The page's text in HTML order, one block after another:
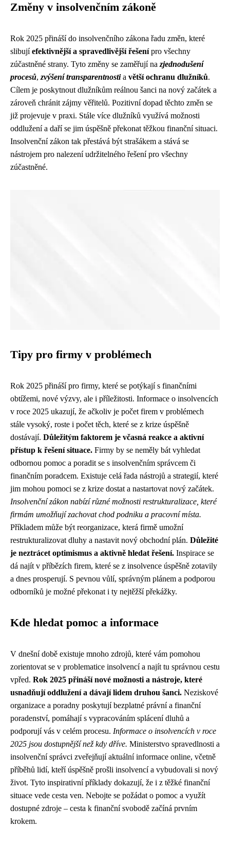
Změny v insolvenčním zákoně
Rok 2025 přináší do insolvenčního zákona řadu změn, které
slibujíefektivnější a spravedlivější řešenípro všechny
zúčastněné strany. Tyto změny se zaměřují na zjednodušení
procesů, zvýšení transparentnostia větší ochranu dlužníků.
Cílem je poskytnout dlužníkům reálnou šanci na nový začátek a
zároveň chránit zájmy věřitelů. Pozitivní dopad těchto změn se
již projevuje v praxi. Stále více dlužníků využívá možnosti
oddlužení a daří se jim úspěšně překonat těžkou finanční situaci.
Insolvenční zákon tak přestává být strašákem a stává se
nástrojem pro nalezení udržitelného řešení pro všechny
zúčastněné.
Tipy pro firmy v problémech
Rok 2025 přináší pro firmy, které se potýkají s finančními
obtížemi, nové výzvy, ale i příležitosti. Informace o insolvencích
v roce 2025 ukazují, že ačkoliv je počet firem v problémech
stále vysoký, roste i počet těch, které se z krize úspěšně
dostávají. Důležitým faktorem je včasná reakce a aktivní
přístup k řešení situace. Firmy by se neměly bát vyhledat
odbornou pomoc a poradit se s insolvenčním správcem či
finančním poradcem. Existuje celá řada nástrojů a strategií, které
jim mohou pomoci se z krize dostat a nastartovat nový začátek.
Insolvenční zákon nabízí různé možnosti restrukturalizace, které
firmám umožňují zachovat chod podniku a pracovní místa.
Příkladem může být reorganizace, která firmě umožní
restrukturalizovat dluhy a nastavit nový obchodní plán. Důležité
je neztrácet optimismus a aktivně hledat řešení. Inspirace se
dá najít v příbězích firem, které se z insolvence úspěšně zotavily
a dnes prosperují. S pevnou vůlí, správným plánem a podporou
odborníků je možné překonat i ty nejtěžší překážky.
Kde hledat pomoc a informace
V dnešní době existuje mnoho zdrojů, které vám pomohou
zorientovat se v problematice insolvencí a najít tu správnou cestu
vpřed. Rok 2025 přináší nové možnosti a nástroje, které
usnadňují oddlužení a dávají lidem druhou šanci. Neziskové
organizace a poradny poskytují bezplatné právní a finanční
poradenství, pomáhají s vypracováním splácení dluhů a
podporují vás v celém procesu. Informace o insolvencích v roce
2025 jsou dostupnější než kdy dříve. Ministerstvo spravedlnosti a
insolvenční správci zveřejňují aktuální informace online, včetně
příběhů lidí, kteří úspěšně prošli insolvencí a vybudovali si nový
život. Tyto inspirativní příklady dokazují, že i z těžké finanční
situace vede cesta ven. Nebojte se požádat o pomoc a využít
dostupné zdroje – cesta k finanční svobodě začíná prvním
krokem.